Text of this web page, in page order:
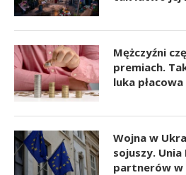
Mężczyźni
premiach.
luka płacowa
Wojna w
sojuszy.
partnerów w